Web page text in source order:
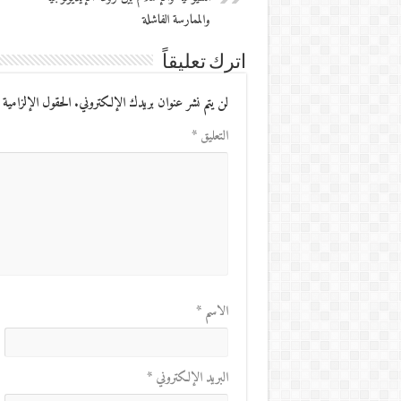
والممارسة الفاشلة
اترك تعليقاً
لن يتم نشر عنوان بريدك الإلكتروني. الحقول
التعليق*
الاسم*
البريد الإلكتروني*